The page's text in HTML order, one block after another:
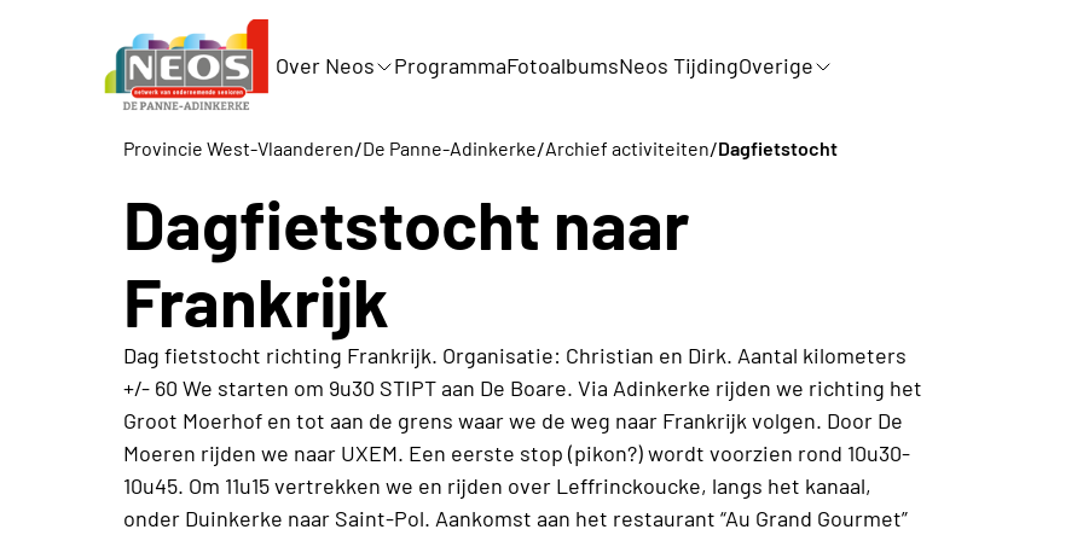
Over Neos ProgrammaFotoalbumsNeos TijdingOverige
Provincie West-Vlaanderen/De Panne-Adinkerke/Archief activiteiten/Dagfietstocht
Dagfietstocht naar
Frankrijk
Dag fietstocht richting Frankrijk. Organisatie: Christian en Dirk. Aantal kilometers
+/- 60 We starten om 9u30 STIPT aan De Boare. Via Adinkerke rijden we richting het
Groot Moerhof en tot aan de grens waar we de weg naar Frankrijk volgen. Door De
Moeren rijden we naar UXEM. Een eerste stop (pikon?) wordt voorzien rond 10u30-
10u45. Om 11u15 vertrekken we en rijden over Leffrinckoucke, langs het kanaal,
onder Duinkerke naar Saint-Pol. Aankomst aan het restaurant “Au Grand Gourmet”